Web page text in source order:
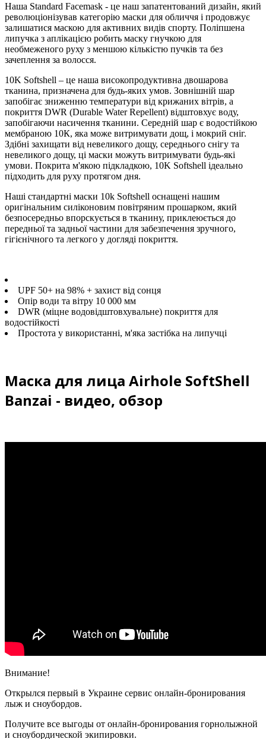
Наша Standard Facemask - це наш запатентований дизайн, який
революціонізував категорію маски для обличчя і продовжує
залишатися маскою для активних видів спорту. Поліпшена
липучка з аплікацією робить маску гнучкою для
необмеженого руху з меншою кількістю пучків та без
зачеплення за волосся.
10K Softshell – це наша високопродуктивна двошарова
тканина, призначена для будь-яких умов. Зовнішній шар
запобігає зниженню температури від крижаних вітрів, а
покриття DWR (Durable Water Repellent) відштовхує воду,
запобігаючи насичення тканини. Середній шар є водостійкою
мембраною 10К, яка може витримувати дощ, і мокрий сніг.
Здібні захищати від невеликого дощу, середнього снігу та
невеликого дощу, ці маски можуть витримувати будь-які
умови. Покрита м'якою підкладкою, 10K Softshell ідеально
підходить для руху протягом дня.
Наші стандартні маски 10k Softshell оснащені нашим
оригінальним силіконовим повітряним прошарком, який
безпосередньо впорскується в тканину, приклеюється до
передньої та задньої частини для забезпечення зручного,
гігієнічного та легкого у догляді покриття.
UPF 50+ на 98% + захист від сонця
Опір води та вітру 10 000 мм
DWR (міцне водовідштовхувальне) покриття для
водостійкості
Простота у використанні, м'яка застібка на липучці
Маска для лица Airhole SoftShell
Banzai - видео, обзор
Внимание!
Открылся первый в Украине сервис онлайн-бронирования
лыж и сноубордов.
Получите все выгоды от онлайн-бронирования горнолыжной
и сноубордической экипировки.